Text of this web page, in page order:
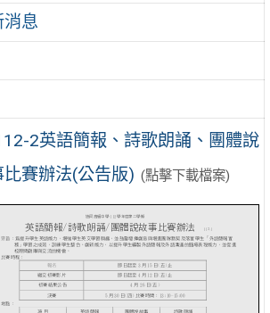
消息
2英語簡報、詩歌朗誦、團體說
比賽辦法(公告版) (點擊下載檔案)